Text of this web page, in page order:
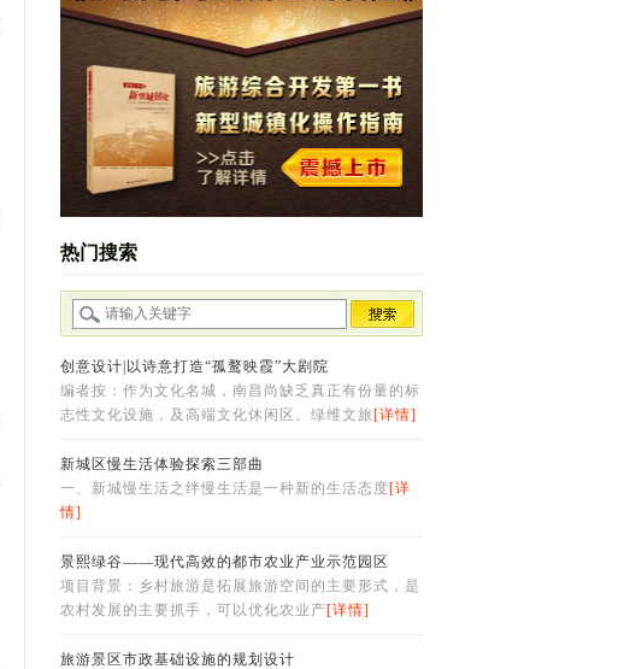
热门搜索
创意设计|以诗意打造“孤鹜映霞”大剧院
编者按：作为文化名城，南昌尚缺乏真正有份量的标
志性文化设施，及高端文化休闲区。绿维文旅 [详情]
新城区慢生活体验探索三部曲
一、新城慢生活之绊慢生活是一种新的生活态度[详
情]
景熙绿谷——现代高效的都市农业产业示范园区
项目背景：乡村旅游是拓展旅游空间的主要形式，是
农村发展的主要抓手，可以优化农业产[详情]
旅游景区市政基础设施的规划设计